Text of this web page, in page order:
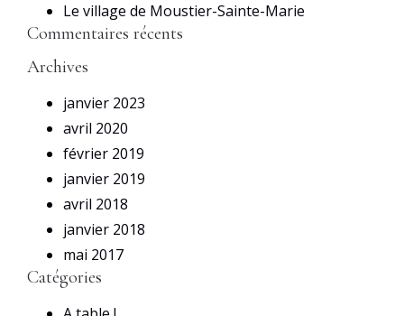
Le village de Moustier-Sainte-Marie
Commentaires récents
Archives
janvier 2023
avril 2020
février 2019
janvier 2019
avril 2018
janvier 2018
mai 2017
Catégories